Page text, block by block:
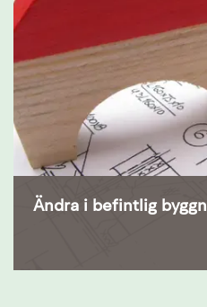
Ändra i befintlig